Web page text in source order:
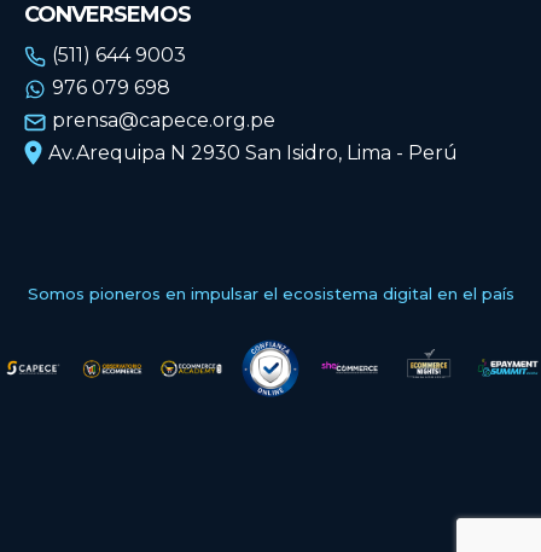
CONVERSEMOS
(511) 644 9003
976 079 698
prensa@capece.org.pe
Av.Arequipa N 2930 San Isidro, Lima - Perú
Somos pioneros en impulsar el ecosistema digital en el país